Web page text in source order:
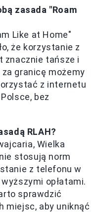
zasada "Roam
Like at Home"
że korzystanie z
znacznie tańsze i
granicę możemy
z internetu
bez
RLAH?
Wielka
stosują norm
z telefonu w
opłatami.
sprawdzić
miejsc, aby uniknąć